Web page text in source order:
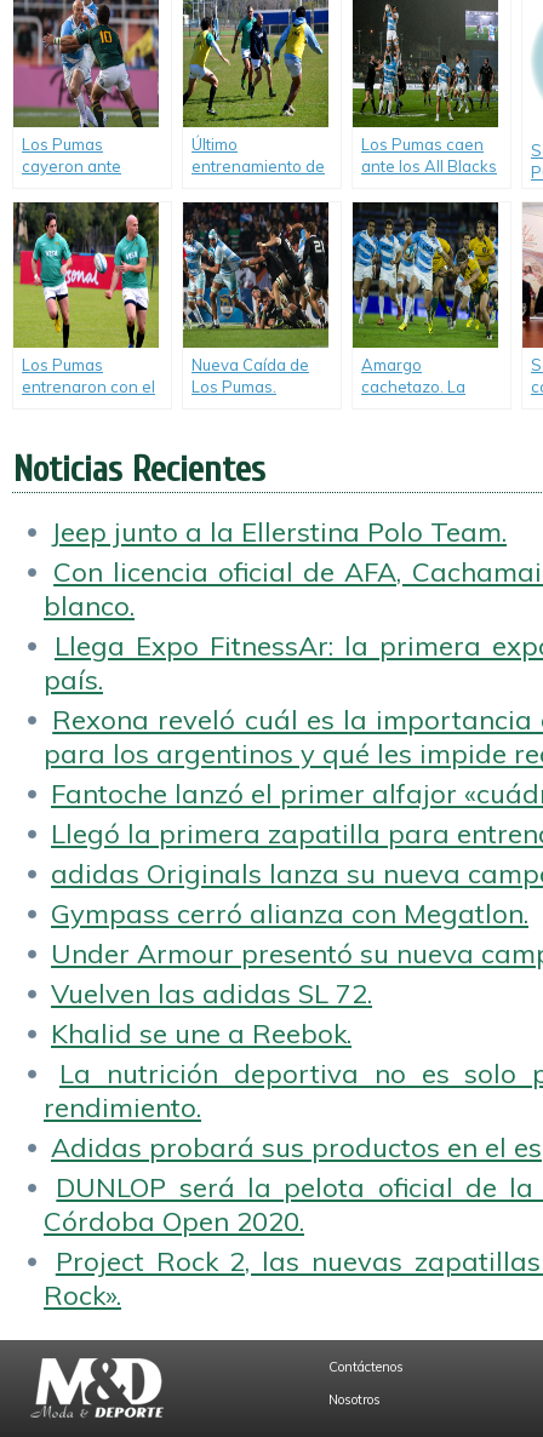
Barbarians.
Championship.
Los Pumas
cayeron ante
Último
entrenamiento de
de partir a Nueva
Zelanda.
Los Pumas caen
ante los All Blacks
imagen.
Los Pumas
entrenaron con el
Nueva Caída de
Los Pumas.
Amargo
cachetazo. La
Noticias Recientes
Jeep junto a la Ellerstina Polo Team.
Con licencia oficial de AFA,
blanco.
Llega Expo FitnessAr: la primera
país.
Rexona reveló cuál es la
para los argentinos y qué les impide
Fantoche lanzó el primer alfajor
Llegó la primera zapatilla para
adidas Originals lanza su nueva
Gympass cerró alianza con Megatlon.
Under Armour presentó su nueva
Vuelven las adidas SL 72.
Khalid se une a Reebok.
La nutrición deportiva no es solo
rendimiento.
Adidas probará sus productos en el
DUNLOP será la pelota oficial de
Córdoba Open 2020.
Project Rock 2, las nuevas
Rock».
Contáctenos
Nosotros